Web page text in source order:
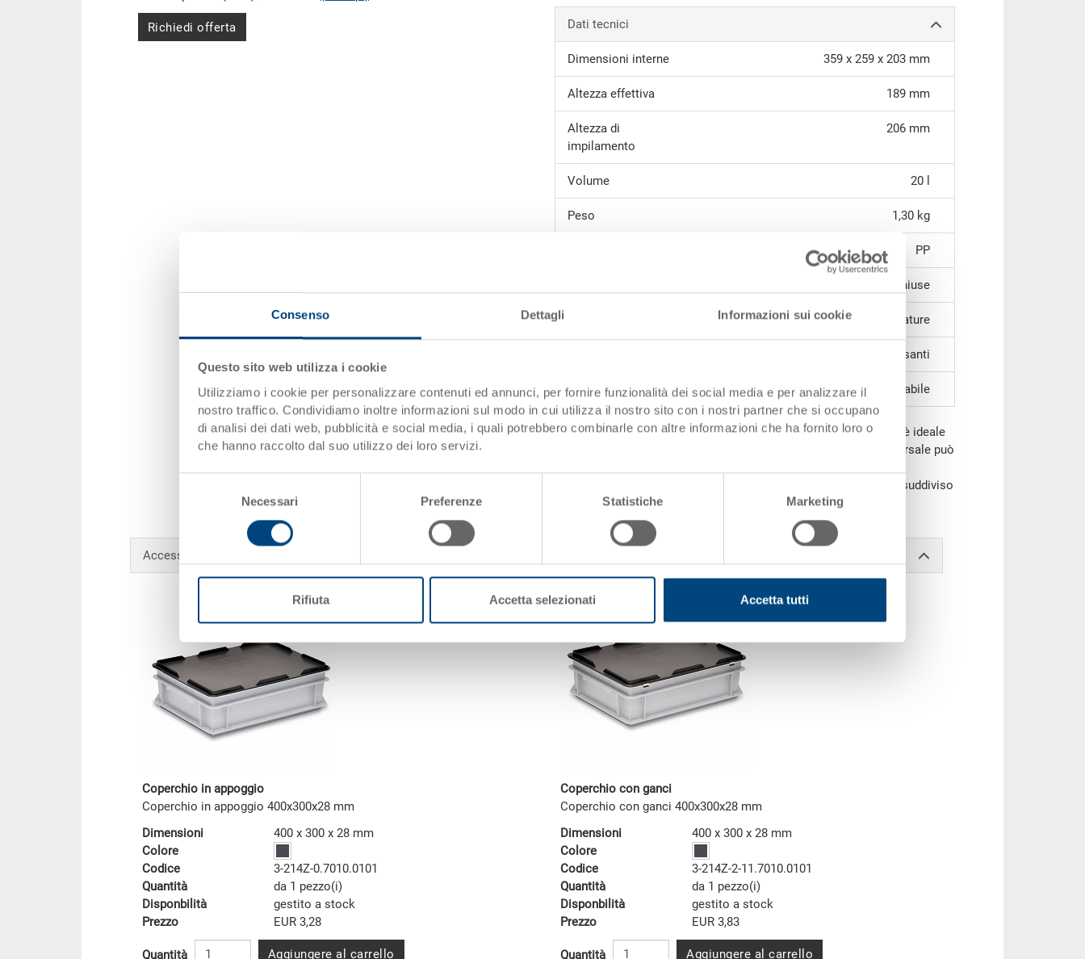
Consenso Dettagli Informazioni sui cookie
Questo sito web utilizza i cookie
Utilizziamo i cookie per personalizzare contenuti ed annunci, per fornire funzionalità dei social media e per analizzare il
nostro traffico. Condividiamo inoltre informazioni sul modo in cui utilizza il nostro sito con i nostri partner che si occupano
di analisi dei dati web, pubblicità e social media, i quali potrebbero combinarle con altre informazioni che ha fornito loro o
che hanno raccolto dal suo utilizzo dei loro servizi.
Necessari Preferenze Statistiche Marketing
Rifiuta Accetta selezionati Accetta tutti
Richiedi offerta Dati tecnici
Dimensioni interne 359 x 259 x 203 mm
Altezza effettiva 189 mm
Altezza di
impilamento
206 mm
Volume 20 l
Peso 1,30 kg
PP
chiuse
a nervature
2 impugnature passanti
Variante di sistema impilabile
Grazie alla sua capacità di carico, il contenitore impilabile RAKO è ideale
per trasporto e stoccaggio. Inoltre, questo eurocontenitore universale può
compatibili con europallet). Infine, può essere contrassegnato e suddiviso
su richiesta.
Accessori opzionali
Coperchio in appoggio
Coperchio in appoggio 400x300x28 mm
Dimensioni
400 x 300 x 28 mm
Colore
Codice
3-214Z-0.7010.0101
Quantità
da 1 pezzo(i)
Disponbilità
gestito a stock
Prezzo
EUR 3,28
Quantità Aggiungere al carrello
Coperchio con ganci
Coperchio con ganci 400x300x28 mm
Dimensioni
400 x 300 x 28 mm
Colore
Codice
3-214Z-2-11.7010.0101
Quantità
da 1 pezzo(i)
Disponbilità
gestito a stock
Prezzo
EUR 3,83
Quantità Aggiungere al carrello